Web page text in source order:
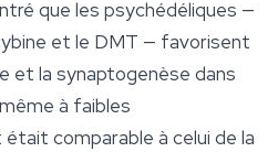
que les psychédéliques —
et le DMT — favorisent
et la synaptogenèse dans
à faibles
comparable à celui de la